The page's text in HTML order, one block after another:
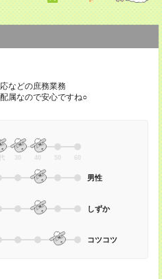
などの庶務業務
属なので安心ですね○
30 40 50 60
男性
しずか
コツコツ